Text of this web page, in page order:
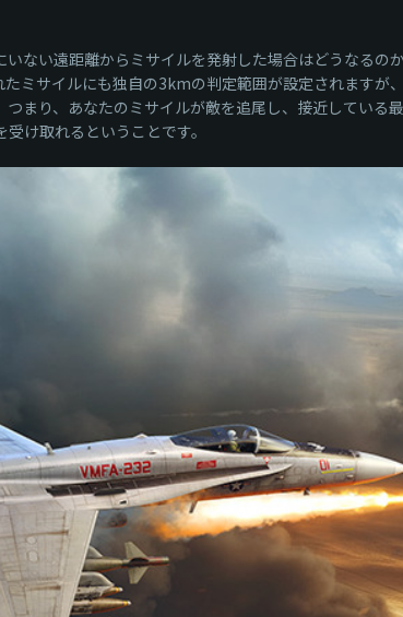
ない遠距離からミサイルを発射した場合はどうなる
ミサイルにも独自の3kmの判定範囲が設定されます
まり、あなたのミサイルが敵を追尾し、接近している
け取れるということです。